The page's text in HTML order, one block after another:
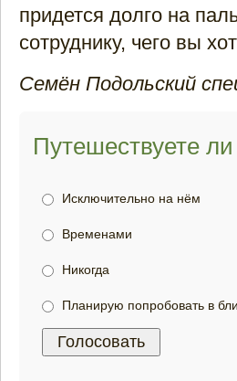
придется долго на
сотруднику, чего вы
Семён Подольский
Путешествуете
Исключительно на нём
Временами
Никогда
Планирую попробовать в